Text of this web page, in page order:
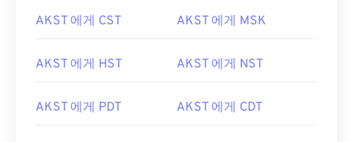
AKST 에게 CST AKST 에게 MSK
AKST 에게 HST AKST 에게 NST
AKST 에게 PDT AKST 에게 CDT